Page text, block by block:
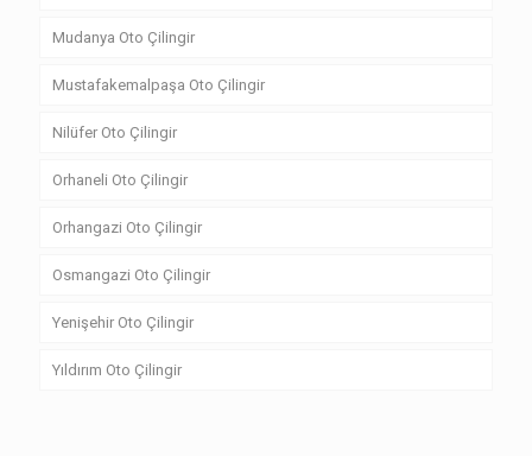
Mudanya Oto Çilingir
Mustafakemalpaşa Oto Çilingir
Nilüfer Oto Çilingir
Orhaneli Oto Çilingir
Orhangazi Oto Çilingir
Osmangazi Oto Çilingir
Yenişehir Oto Çilingir
Yıldırım Oto Çilingir